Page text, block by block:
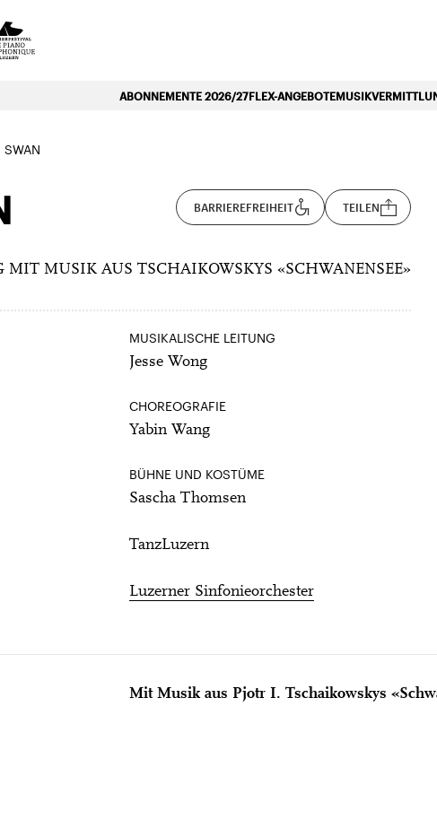
Klavierfestival «Le Piano Symphonique»
ABONNEMENTE 2026/27FLEX-ANGEBOTE
SWAN
BARRIEREFREIHEIT TEILEN
MIT MUSIK AUS TSCHAIKOWSKYS «SCHWANENSEE»
MUSIKALISCHE LEITUNG
Jesse Wong
CHOREOGRAFIE
Yabin Wang
BÜHNE UND KOSTÜME
Sascha Thomsen
TanzLuzern
Luzerner Sinfonieorchester
Mit Musik aus Pjotr I. Tschaikowskys